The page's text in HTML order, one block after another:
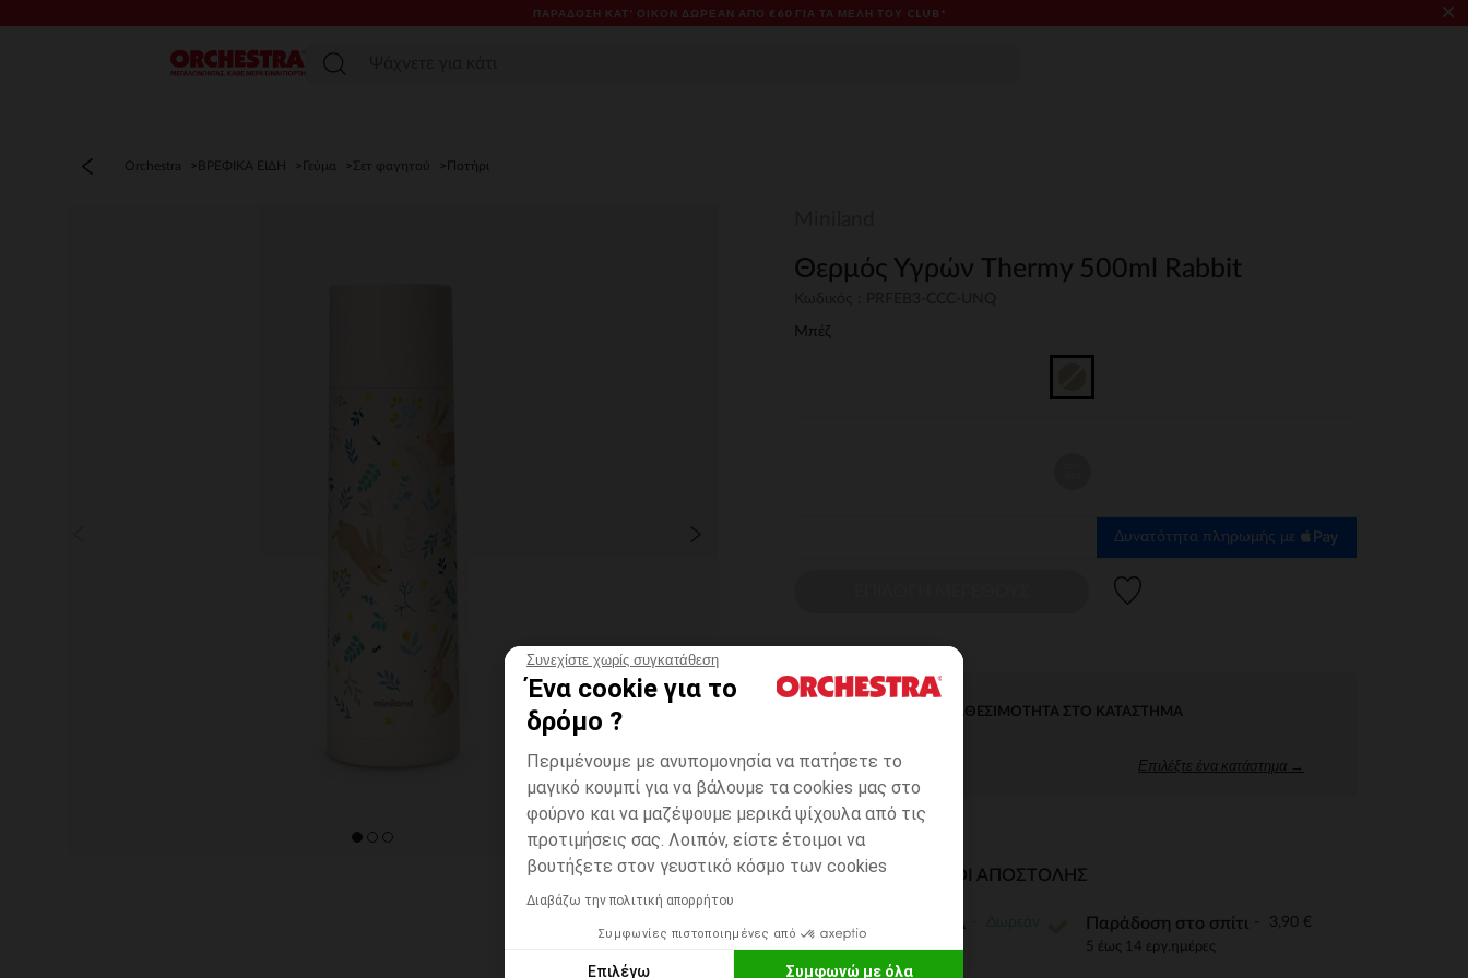
Συνεχίστε χωρίς συγκατάθεση
Ένα cookie για το
δρόμο ?
Περιμένουμε με ανυπομονησία να πατήσετε το
μαγικό κουμπί για να βάλουμε τα cookies μας στο
φούρνο και να μαζέψουμε μερικά ψίχουλα από τις
προτιμήσεις σας. Λοιπόν, είστε έτοιμοι να
βουτήξετε στον γευστικό κόσμο των cookies
Διαβάζω την πολιτική απορρήτου
Συμφωνίες πιστοποιημένες από
Επιλέγω Συμφωνώ με όλα
ΠΑΡΆΔΟΣΗ ΚΑΤ' ΟΊΚΟΝ ΔΩΡΕΑΝ ΑΠΌ €60 ΓΙΑ ΤΑ ΜΈΛΗ ΤΟΥ CLUB* ×
Μενού
Orchestra ΒΡΕΦΙΚΑ ΕΙΔΗ Γεύμα Σετ φαγητού Ποτήρι
Θερμός Υγρών Thermy 500ml Rabbit
Μπέζ
Δυνατότητα πληρωμής με
ΆΜΕΣΗ ΔΙΑΘΕΣΙΜΌΤΗΤΑ ΣΤΟ ΚΑΤΆΣΤΗΜΑ
Επιλέξτε ένα κατάστημα →
ΔΙΑΘΈΣΙΜΟΙ ΤΡΌΠΟΙ ΑΠΟΣΤΟΛΉΣ
ΣΕ ΚΑΤΑΣΤΗΜΑ Παράδοση στο σπίτι 3,90 €
5 έως 14 εργ.ημέρες